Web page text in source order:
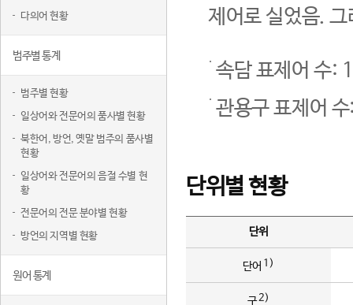
다의어 현황
범주별 통계
범주별 현황
일상어와 전문어의 품사별 현황
북한어, 방언, 옛말 범주의 품사별
현황
일상어와 전문어의 음절 수별 현
황
전문어의 전문 분야별 현황
방언의 지역별 현황
원어 통계
제어로 실었음.
속담 표제어 수:
관용구 표제어
단위별 현황
단위
단어 1)
구2)